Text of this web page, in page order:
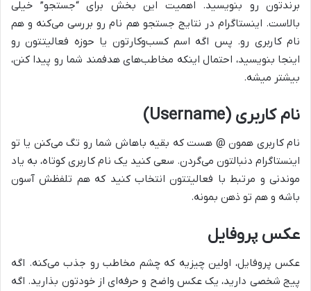
برندتون رو بنویسید. اهمیت این بخش برای “جستجو” خیلی
بالاست. اینستاگرام در نتایج جستجو هم نام رو بررسی می‌کنه و هم
نام کاربری رو. پس اگه اسم کسب‌وکارتون یا حوزه فعالیتتون رو
اینجا بنویسید، احتمال اینکه مخاطب‌های هدفمند شما رو پیدا کنن،
بیشتر میشه.
نام کاربری (Username)
نام کاربری همون @ هست که بقیه باهاش شما رو تگ می‌کنن یا تو
اینستاگرام دنبالتون می‌گردن. سعی کنید یک نام کاربری کوتاه، به یاد
موندنی و مرتبط با فعالیتتون انتخاب کنید که هم تلفظش آسون
باشه و هم تو ذهن بمونه.
عکس پروفایل
عکس پروفایل، اولین چیزیه که چشم مخاطب رو جذب می‌کنه. اگه
پیج شخصی دارید، یک عکس واضح و حرفه‌ای از خودتون بذارید. اگه